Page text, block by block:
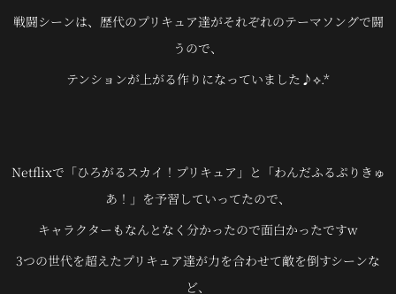
戦闘シーンは、歴代のプリキュア達がそれぞれのテーマソングで闘
うので、
テンションが上がる作りになっていました♪⟡.*
Netflixで「ひろがるスカイ！プリキュア」と「わんだふるぷりきゅ
あ！」を予習していってたので、
キャラクターもなんとなく分かったので面白かったですw
3つの世代を超えたプリキュア達が力を合わせて敵を倒すシーンな
ど、